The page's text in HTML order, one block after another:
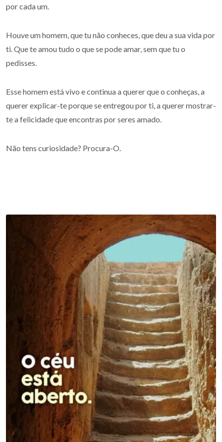
por cada um.
Houve um homem, que tu não conheces, que deu a sua vida por
ti. Que te amou tudo o que se pode amar, sem que tu o
pedisses.
Esse homem está vivo e continua a querer que o conheças, a
querer explicar-te porque se entregou por ti, a querer mostrar-
te a felicidade que encontras por seres amado.
Não tens curiosidade? Procura-O.